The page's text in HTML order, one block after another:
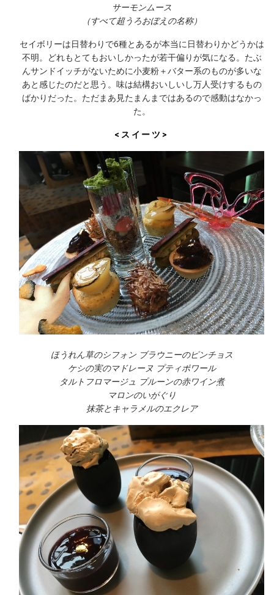
サーモンムース
（すべて超うろおぼえの名称）
セイボリーは日替わりで6種とあるが本当に日替わりかどうかは
不明。どれもとてもおいしかったが若干偏りが気になる。たぶ
んサンドイッチがないために小麦粉＋バター系のものが多いな
あと感じたのだと思う。味は結構おいしいし万人受けするもの
ばかりだった。ただまあ見たまんまではあるので感動はなかっ
た。
<スイーツ>
ほうれん草のシフォン ブラウニーのピンチョス
ケシの実のマドレーヌ プティポワール
タルトフロマージュ プルーンの赤ワイン煮
マロンのいがぐり
抹茶とキャラメルのエクレア